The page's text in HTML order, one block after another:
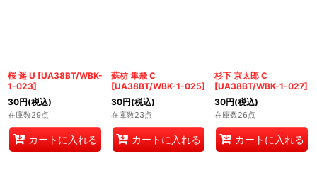
桜 遥 U [UA38BT/WBK-
1-023]
30円(税込)
在庫数29点
カートに入れる
蘇枋 隼飛 C
[UA38BT/WBK-1-025]
30円(税込)
在庫数23点
カートに入れる
杉下 京太郎 C
[UA38BT/WBK-1-027]
30円(税込)
在庫数26点
カートに入れる